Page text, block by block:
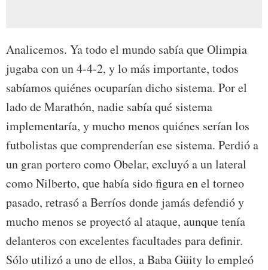
Analicemos. Ya todo el mundo sabía que Olimpia
jugaba con un 4-4-2, y lo más importante, todos
sabíamos quiénes ocuparían dicho sistema. Por el
lado de Marathón, nadie sabía qué sistema
implementaría, y mucho menos quiénes serían los
futbolistas que comprenderían ese sistema. Perdió a
un gran portero como Obelar, excluyó a un lateral
como Nilberto, que había sido figura en el torneo
pasado, retrasó a Berríos donde jamás defendió y
mucho menos se proyectó al ataque, aunque tenía
delanteros con excelentes facultades para definir.
Sólo utilizó a uno de ellos, a Baba Güity lo empleó